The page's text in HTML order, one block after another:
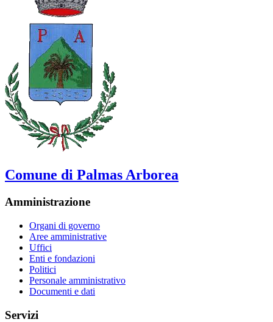
Comune di Palmas Arborea
Amministrazione
Organi di governo
Aree amministrative
Uffici
Enti e fondazioni
Politici
Personale amministrativo
Documenti e dati
Servizi